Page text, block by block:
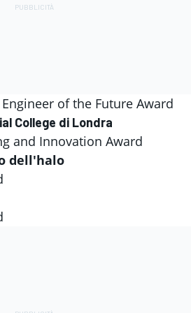
of the Future Award
College di Londra
and Innovation Award
dell'halo